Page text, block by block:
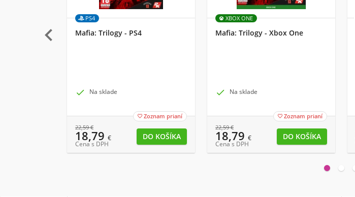
PS4
Mafia: Trilogy - PS4
 Na sklade
 Zoznam prianí
22,59€
18,79 €
Cena s DPH
XBOX ONE
Mafia: Trilogy - Xbox One
 Na sklade
 Zoznam prianí
22,59€
18,79 €
Cena s DPH
